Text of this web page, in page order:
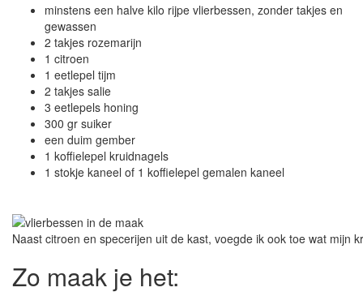
minstens een halve kilo rijpe vlierbessen, zonder takjes en
gewassen
2 takjes rozemarijn
1 citroen
1 eetlepel tijm
2 takjes salie
3 eetlepels honing
300 gr suiker
een duim gember
1 koffielepel kruidnagels
1 stokje kaneel of 1 koffielepel gemalen kaneel
Naast citroen en specerijen uit de kast, voegde ik ook toe wat mijn
Zo maak je het: